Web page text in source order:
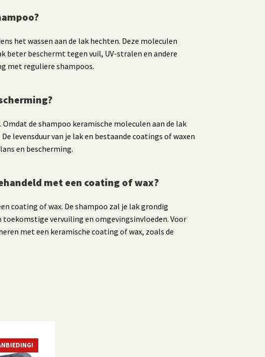
het wassen aan de lak hechten. Deze moleculen
beter beschermt tegen vuil, UV-stralen en andere
met reguliere shampoos.
de shampoo keramische moleculen aan de lak
levensduur van je lak en bestaande coatings of waxen
en bescherming.
met een coating of wax?
coating of wax. De shampoo zal je lak grondig
vervuiling en omgevingsinvloeden. Voor
met een keramische coating of wax, zoals de